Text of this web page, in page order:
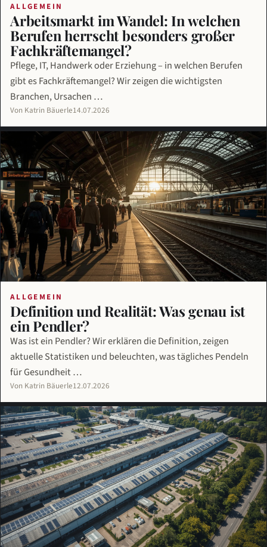
ALLGEMEIN
Arbeitsmarkt im Wandel: In welchen
Berufen herrscht besonders großer
Fachkräftemangel?
Pflege, IT, Handwerk oder Erziehung – in welchen Berufen
gibt es Fachkräftemangel? Wir zeigen die wichtigsten
Branchen, Ursachen …
Von Katrin Bäuerle14.07.2026
ALLGEMEIN
Definition und Realität: Was genau ist
ein Pendler?
Was ist ein Pendler? Wir erklären die Definition, zeigen
aktuelle Statistiken und beleuchten, was tägliches Pendeln
für Gesundheit …
Von Katrin Bäuerle12.07.2026